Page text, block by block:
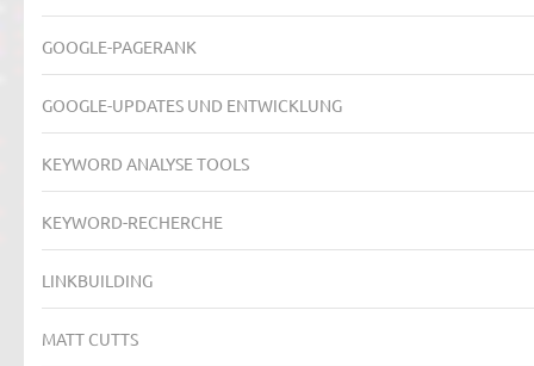
GOOGLE-PAGERANK
GOOGLE-UPDATES UND ENTWICKLUNG
KEYWORD ANALYSE TOOLS
KEYWORD-RECHERCHE
LINKBUILDING
MATT CUTTS